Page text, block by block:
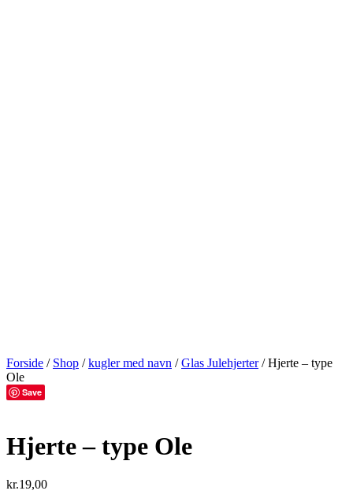
Forside / Shop /kugler med navn /Glas Julehjerter/ Hjerte – type
Ole
Save
Hjerte – type Ole
kr.19,00